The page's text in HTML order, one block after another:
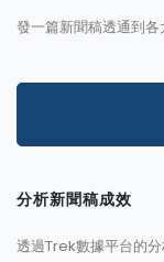
發一篇新聞稿透通到各
分析新聞稿成效
透過Trek數據平台的